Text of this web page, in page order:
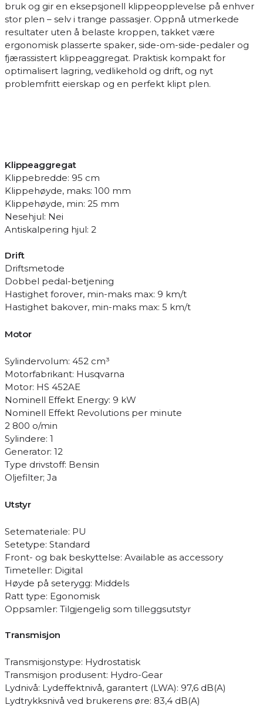
bruk og gir en eksepsjonell klippeopplevelse på enhver
stor plen – selv i trange passasjer. Oppnå utmerkede
resultater uten å belaste kroppen, takket være
ergonomisk plasserte spaker, side-om-side-pedaler og
fjærassistert klippeaggregat. Praktisk kompakt for
optimalisert lagring, vedlikehold og drift, og nyt
problemfritt eierskap og en perfekt klipt plen.
Klippeaggregat
Klippebredde: 95 cm
Klippehøyde, maks: 100 mm
Klippehøyde, min: 25 mm
Nesehjul: Nei
Antiskalpering hjul: 2
Drift
Driftsmetode
Dobbel pedal-betjening
Hastighet forover, min-maks max: 9 km/t
Hastighet bakover, min-maks max: 5 km/t
Motor
Sylindervolum: 452 cm³
Motorfabrikant: Husqvarna
Motor: HS 452AE
Nominell Effekt Energy: 9 kW
Nominell Effekt Revolutions per minute
2 800 o/min
Sylindere: 1
Generator: 12
Type drivstoff: Bensin
Oljefilter; Ja
Utstyr
Setemateriale: PU
Setetype: Standard
Front- og bak beskyttelse: Available as accessory
Timeteller: Digital
Høyde på seterygg: Middels
Ratt type: Egonomisk
Oppsamler: Tilgjengelig som tilleggsutstyr
Transmisjon
Transmisjonstype: Hydrostatisk
Transmisjon produsent: Hydro-Gear
Lydnivå: Lydeffektnivå, garantert (LWA): 97,6 dB(A)
Lydtrykksnivå ved brukerens øre: 83,4 dB(A)